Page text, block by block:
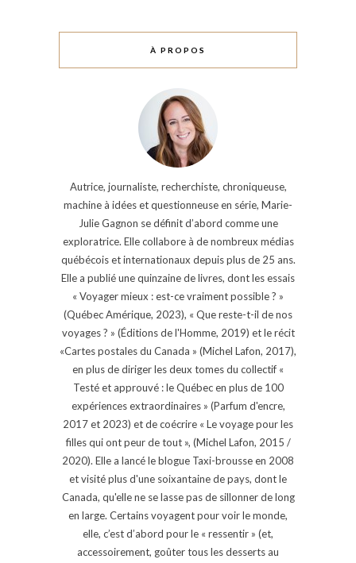
À PROPOS
Autrice, journaliste, recherchiste, chroniqueuse,
machine à idées et questionneuse en série, Marie-
Julie Gagnon se définit d’abord comme une
exploratrice. Elle collabore à de nombreux médias
québécois et internationaux depuis plus de 25 ans.
Elle a publié une quinzaine de livres, dont les essais
« Voyager mieux : est-ce vraiment possible ? »
(Québec Amérique, 2023), « Que reste-t-il de nos
voyages ? » (Éditions de l'Homme, 2019) et le récit
«Cartes postales du Canada » (Michel Lafon, 2017),
en plus de diriger les deux tomes du collectif «
Testé et approuvé : le Québec en plus de 100
expériences extraordinaires » (Parfum d'encre,
2017 et 2023) et de coécrire « Le voyage pour les
filles qui ont peur de tout », (Michel Lafon, 2015 /
2020). Elle a lancé le blogue Taxi-brousse en 2008
et visité plus d'une soixantaine de pays, dont le
Canada, qu'elle ne se lasse pas de sillonner de long
en large. Certains voyagent pour voir le monde,
elle, c’est d’abord pour le « ressentir » (et,
accessoirement, goûter tous les desserts au